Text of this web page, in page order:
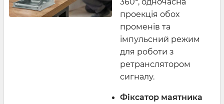
проекція обох
променів та
імпульсний режим
для роботи з
ретранслятором
сигналу.
Фіксатор маятника